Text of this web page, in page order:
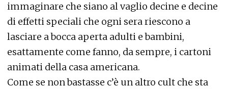
immaginare che siano al vaglio decine e decine
di effetti speciali che ogni sera riescono a
lasciare a bocca aperta adulti e bambini,
esattamente come fanno, da sempre, i cartoni
animati della casa americana.
Come se non bastasse c’è un altro cult che sta